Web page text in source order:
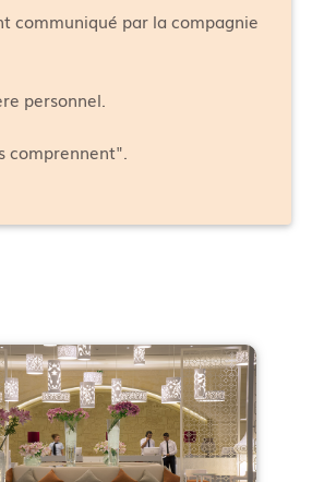
communiqué par la compagnie
personnel.
comprennent".